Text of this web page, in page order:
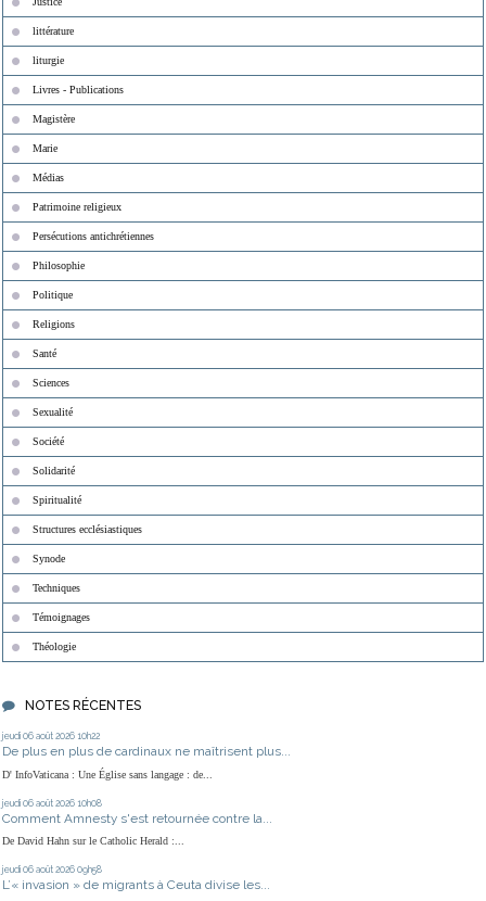
littérature
liturgie
Livres - Publications
Magistère
Marie
Médias
Patrimoine religieux
Persécutions antichrétiennes
Philosophie
Politique
Religions
Santé
Sciences
Sexualité
Société
Solidarité
Spiritualité
Structures ecclésiastiques
Synode
Techniques
Témoignages
Théologie
NOTES RÉCENTES
jeudi 06 août 2026 10h22
De plus en plus de cardinaux ne maîtrisent plus...
D' InfoVaticana : Une Église sans langage : de...
jeudi 06 août 2026 10h08
Comment Amnesty s'est retournée contre la...
De David Hahn sur le Catholic Herald :...
jeudi 06 août 2026 09h58
L’« invasion » de migrants à Ceuta divise les...